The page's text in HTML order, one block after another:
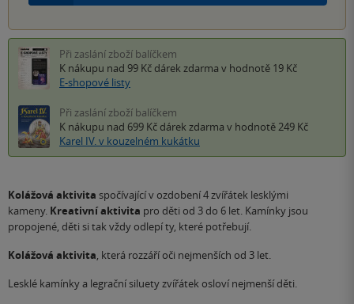
Při zaslání zboží balíčkem
K nákupu nad 99 Kč dárek zdarma v hodnotě 19 Kč
E-shopové listy
Při zaslání zboží balíčkem
K nákupu nad 699 Kč dárek zdarma v hodnotě 249 Kč
Karel IV. v kouzelném kukátku
Kolážová aktivita spočívající vozdobení 4 zvířátek lesklými
kameny. Kreativní aktivita pro děti od 3 do 6 let. Kamínky jsou
propojené, děti si tak vždy odlepí ty, které potřebují.
Kolážová aktivita, která rozzáří oči nejmenších od 3 let.
Lesklé kamínky a legrační siluety zvířátek osloví nejmenší děti.